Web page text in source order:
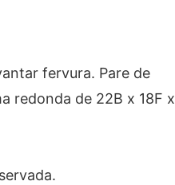
fervura. Pare de
redonda de 22B x 18F x